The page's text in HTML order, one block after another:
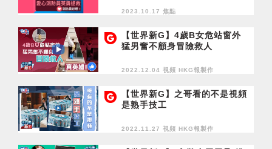
2023.10.17 焦點
【世界新G】4歲B女危站窗外
猛男奮不顧身冒險救人
2022.12.04 視頻 HKG報製作
【世界新G】之哥看的不是視頻
是熟手技工
2022.11.27 視頻 HKG報製作